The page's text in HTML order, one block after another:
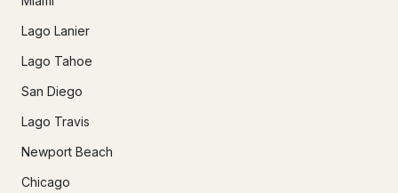
Lago Lanier
Lago Tahoe
San Diego
Lago Travis
Newport Beach
Chicago